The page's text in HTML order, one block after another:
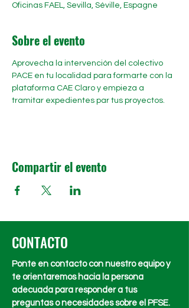
Oficinas FAEL, Sevilla, Séville, Espagne
Sobre el evento
Aprovecha la intervención del colectivo
PACE en tu localidad para formarte con la
plataforma CAE Claro y empieza a
tramitar expedientes par tus proyectos.
Compartir el evento
CONTACTO
Ponte en contacto con nuestro equipo y
te orientaremos hacia la persona
adecuada para responder a tus
preguntas o necesidades sobre el PFSE.